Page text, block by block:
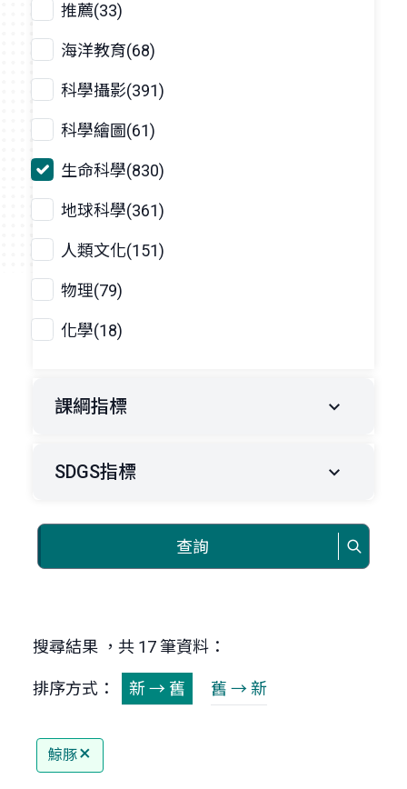
推薦(33)
海洋教育(68)
科學攝影(391)
科學繪圖(61)
生命科學(830)
地球科學(361)
人類文化(151)
物理(79)
化學(18)
課綱指標
SDGS指標
查詢
搜尋結果 ，共 17 筆資料：
排序方式： 新 → 舊 舊 → 新
鯨豚